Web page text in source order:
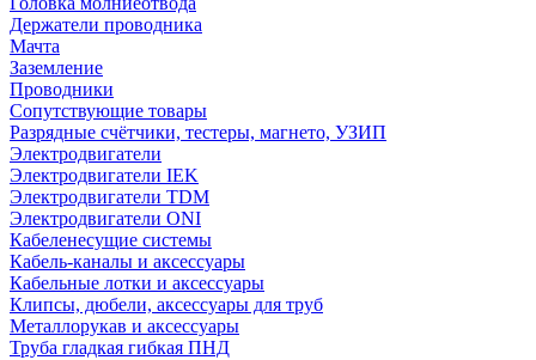
Держатели проводника
Мачта
Заземление
Проводники
Сопутствующие товары
Разрядные счётчики, тестеры, магнето, УЗИП
Электродвигатели
Электродвигатели IEK
Электродвигатели TDM
Электродвигатели ONI
Кабеленесущие системы
Кабель-каналы и аксессуары
Кабельные лотки и аксессуары
Клипсы, дюбели, аксессуары для труб
Металлорукав и аксессуары
Труба гладкая гибкая ПНД